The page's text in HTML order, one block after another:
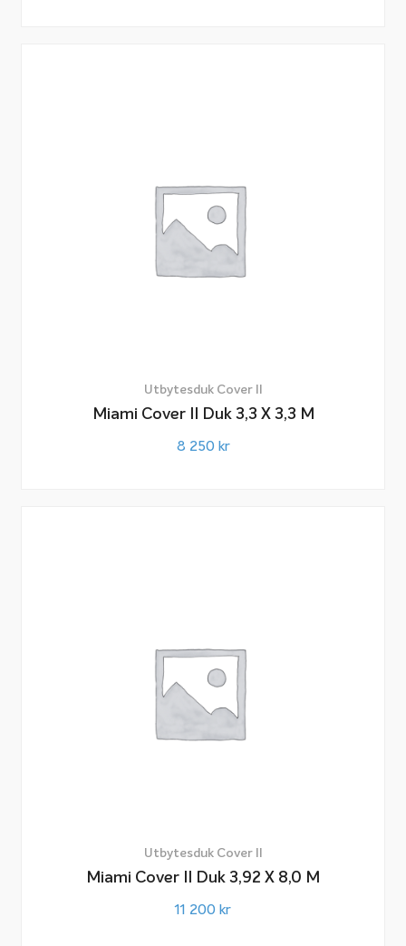
Utbytesduk Cover II
Miami Cover II Duk 3,3 X 3,3 M
8 250 kr
Utbytesduk Cover II
Miami Cover II Duk 3,92 X 8,0 M
11 200 kr